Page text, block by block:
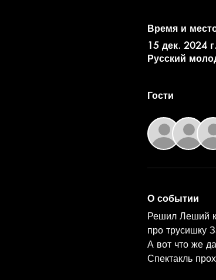
Время и
15 дек. 2024
Русский
Гости
О событии
Решил Леший к
про трусишку
А вот что же
Спектакль